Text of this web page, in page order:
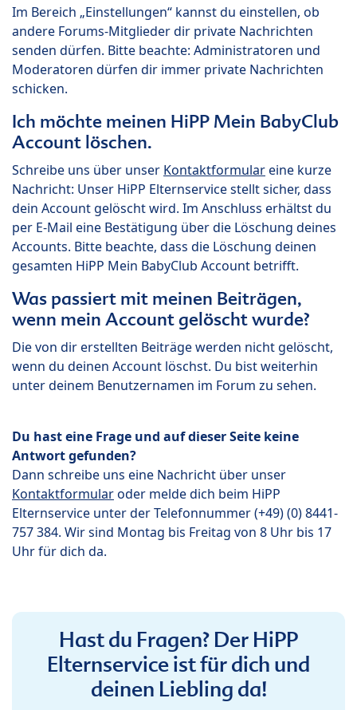
Im Bereich „Einstellungen“ kannst du einstellen, ob
andere Forums-Mitglieder dir private Nachrichten
senden dürfen. Bitte beachte: Administratoren und
Moderatoren dürfen dir immer private Nachrichten
schicken.
Ich möchte meinen HiPP Mein BabyClub
Account löschen.
Schreibe uns über unser Kontaktformulareine kurze
Nachricht: Unser HiPP Elternservice stellt sicher, dass
dein Account gelöscht wird. Im Anschluss erhältst du
per E-Mail eine Bestätigung über die Löschung deines
Accounts. Bitte beachte, dass die Löschung deinen
gesamten HiPP Mein BabyClub Account betrifft.
Was passiert mit meinen Beiträgen,
wenn mein Account gelöscht wurde?
Die von dir erstellten Beiträge werden nicht gelöscht,
wenn du deinen Account löschst. Du bist weiterhin
unter deinem Benutzernamen im Forum zu sehen.
Du hast eine Frage und auf dieser Seite keine
Antwort gefunden?
Dann schreibe uns eine Nachricht über unser
Kontaktformularoder melde dich beim HiPP
Elternservice unter der Telefonnummer (+49) (0) 8441-
757 384. Wir sind Montag bis Freitag von 8 Uhr bis 17
Uhr für dich da.
Hast du Fragen? Der HiPP
Elternservice ist für dich und
deinen Liebling da!